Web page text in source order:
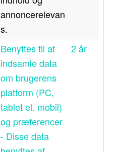
annoncerelevan
s.
Benyttes til at
indsamle data
om brugerens
platform (PC,
tablet el. mobil)
og præferencer
- Disse data
2 år